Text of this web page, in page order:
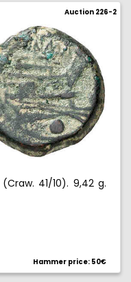
Auction 226-2
41/10). 9,42 g.
Hammer price: 50€